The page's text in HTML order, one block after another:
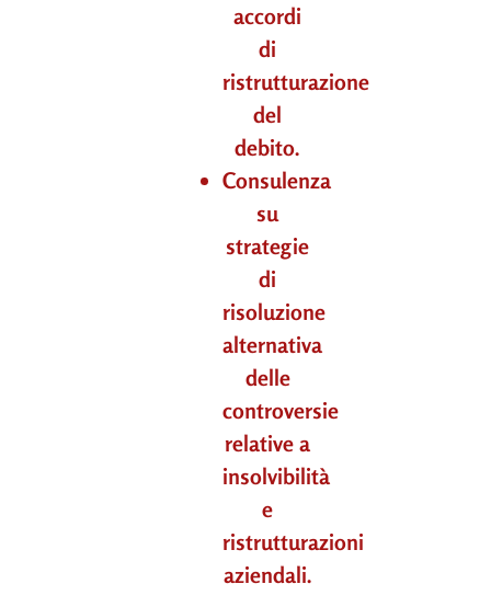
accordi
di
ristrutturazione
del
debito.
Consulenza
su
strategie
di
risoluzione
alternativa
delle
controversie
relative a
insolvibilità
e
ristrutturazioni
aziendali.